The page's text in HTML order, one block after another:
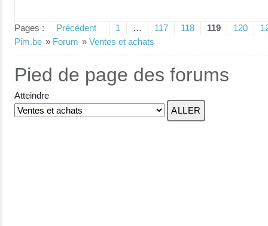
Pages : Précédent 1 … 117 118 119 120
Pim.be » Forum » Ventes et achats
Pied de page des forums
Atteindre